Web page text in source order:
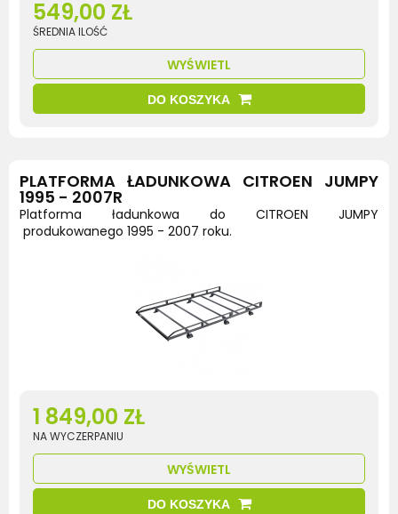
549,00 ZŁ
ŚREDNIA ILOŚĆ
WYŚWIETL
DO KOSZYKA
PLATFORMA ŁADUNKOWA CITROEN JUMPY
1995 - 2007R
Platforma ładunkowa do CITROEN JUMPY
produkowanego 1995 - 2007 roku.
1 849,00 ZŁ
NA WYCZERPANIU
WYŚWIETL
DO KOSZYKA